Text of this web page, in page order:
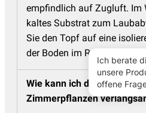
empfindlich auf Zugluft. Im
kaltes Substrat zum
Sie den Topf auf eine
der Boden im Raum kalt ist.
Wie kann ich das
Zimmerpflanzen